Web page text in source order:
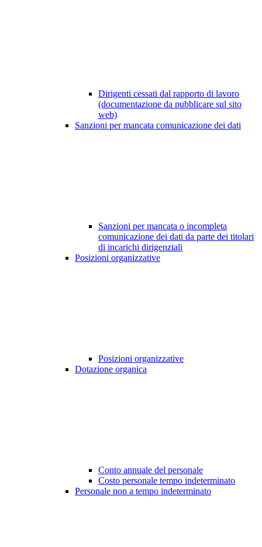
Dirigenti cessati dal rapporto di lavoro
(documentazione da pubblicare sul sito
web)
Sanzioni per mancata comunicazione dei dati
Sanzioni per mancata o incompleta
comunicazione dei dati da parte dei titolari
di incarichi dirigenziali
Posizioni organizzative
Posizioni organizzative
Dotazione organica
Conto annuale del personale
Costo personale tempo indeterminato
Personale non a tempo indeterminato